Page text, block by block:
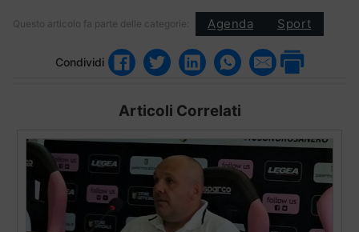
Questo articolo fa parte delle categorie: Agenda Sport
Condividi
Articoli Correlati